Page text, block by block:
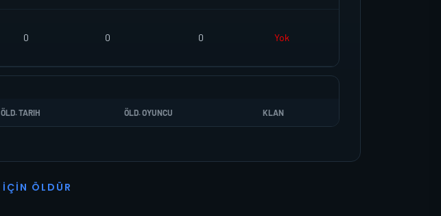
0 0 0 Yok
ÖLD. TARIH ÖLD. OYUNCU KLAN
İ ÇI N Ö L D Ü R